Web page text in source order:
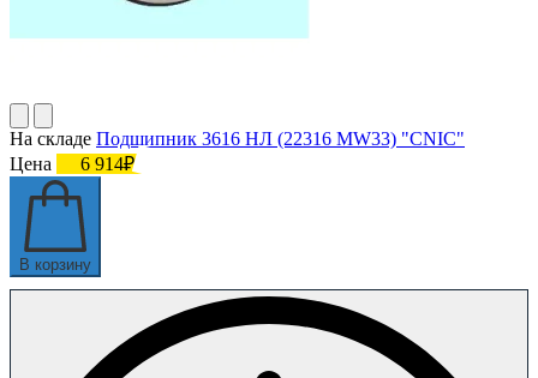
На складе Подшипник 3616 НЛ (22316 MW33) "CNIC"
Цена
6 914₽
В корзину